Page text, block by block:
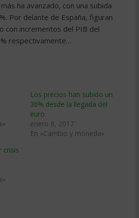
ha avanzado, con una subida
Por delante de España, figuran
con incrementos del PIB del
respectivamente…
Los precios han subido un
36% desde la llegada del
euro
enero 8, 2017
En «Cambio y moneda»
crisis